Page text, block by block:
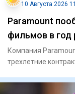
10 Августа 2026
Paramount
фильмов в год
Компания
трехлетние